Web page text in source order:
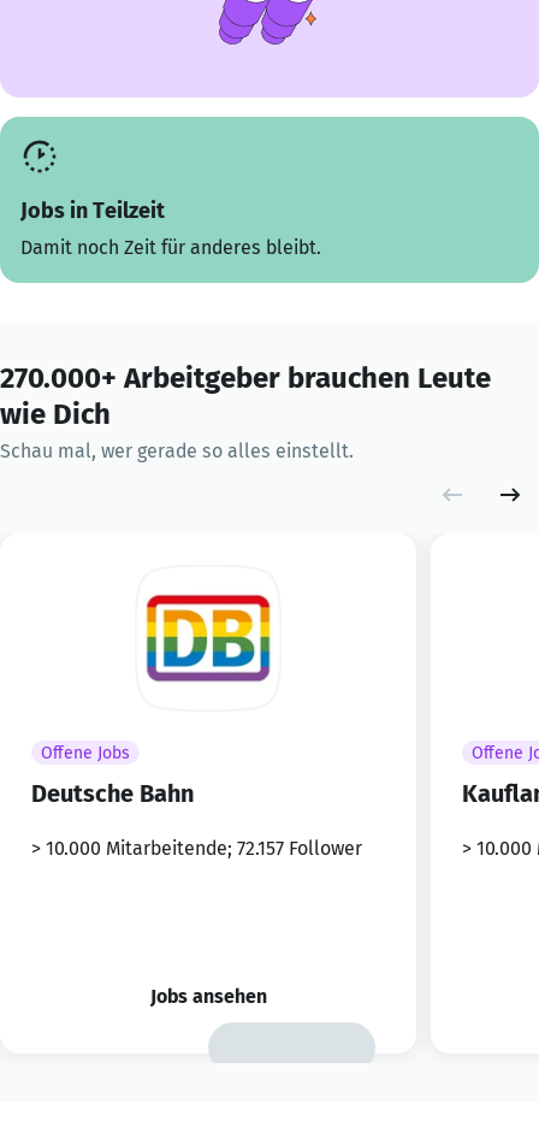
Jobs in Teilzeit
Damit noch Zeit für anderes bleibt.
270.000+ Arbeitgeber brauchen Leute
wie Dich
Schau mal, wer gerade so alles einstellt.
Offene Jobs
Deutsche Bahn
> 10.000 Mitarbeitende; 72.157 Follower
Jobs ansehen
Offene
>